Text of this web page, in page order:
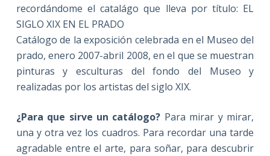
recordándome el catalágo que lleva por título: EL
SIGLO XIX EN EL PRADO
Catálogo de la exposición celebrada en el Museo del
prado, enero 2007-abril 2008, en el que se muestran
pinturas y esculturas del fondo del Museo y
realizadas por los artistas del siglo XIX.
¿Para que sirve un catálogo? Para mirar y mirar,
una y otra vez los cuadros. Para recordar una tarde
agradable entre el arte, para soñar, para descubrir